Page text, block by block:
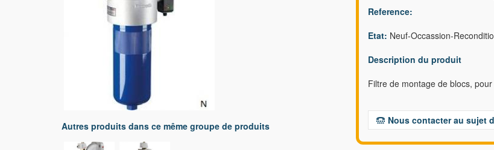
Autres produits dans ce même groupe de produits
Reference:
Etat: Neuf-Occassion-
Description du produit
Filtre de montage de blocs,
Nous contacter au sujet